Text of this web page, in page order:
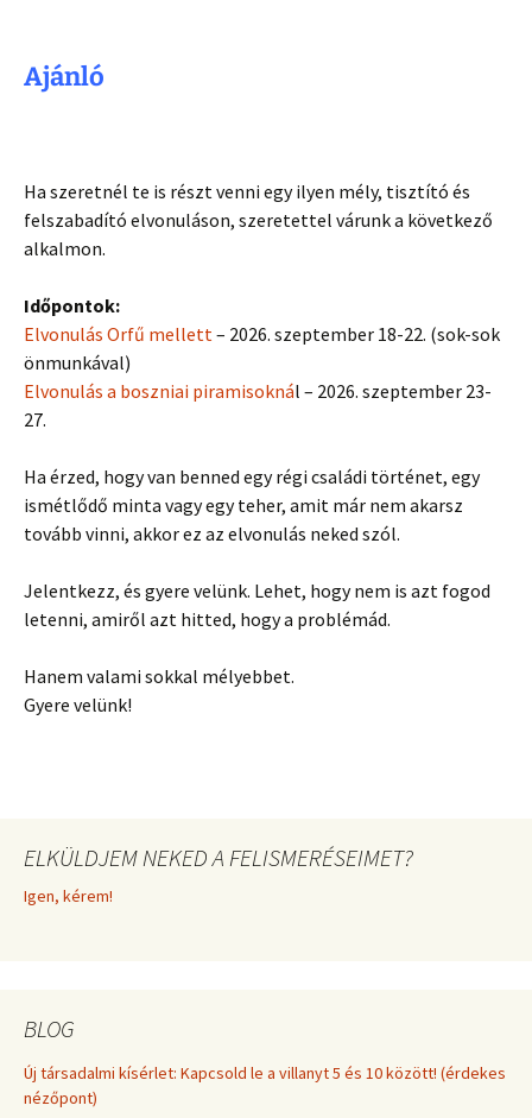
Ajánló
Ha szeretnél te is részt venni egy ilyen mély, tisztító és
felszabadító elvonuláson, szeretettel várunk a következő
alkalmon.
Időpontok:
Elvonulás Orfű mellett– 2026. szeptember 18-22. (sok-sok
önmunkával)
Elvonulás a boszniai piramisoknál – 2026. szeptember 23-
27.
Ha érzed, hogy van benned egy régi családi történet, egy
ismétlődő minta vagy egy teher, amit már nem akarsz
tovább vinni, akkor ez az elvonulás neked szól.
Jelentkezz, és gyere velünk. Lehet, hogy nem is azt fogod
letenni, amiről azt hitted, hogy a problémád.
Hanem valami sokkal mélyebbet.
Gyere velünk!
ELKÜLDJEM NEKED A FELISMERÉSEIMET?
Igen, kérem!
BLOG
Új társadalmi kísérlet: Kapcsold le a villanyt 5 és 10 között! (érdekes
nézőpont)